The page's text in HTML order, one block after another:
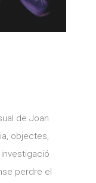
de Joan
objectes,
perdre el